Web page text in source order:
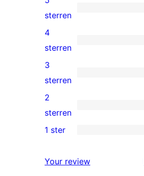
318
5
sterren
beoordelingen
sterren
21
4
sterren
beoordelingen
4
sterren
6
3
sterren
beoordelingen
3
sterren
6
2
beoordelingen
2
sterren
18
sterren
1 ster
Your review